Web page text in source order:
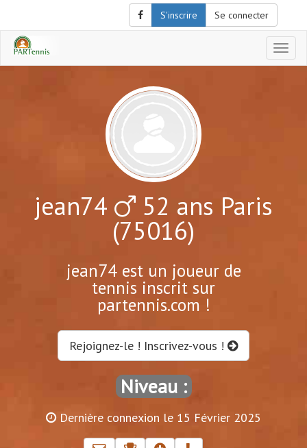
S'inscrire Se connecter
le
jean74 52 ans Paris
(75016)
jean74 est un joueur de
tennis inscrit sur
partennis.com !
Rejoignez-le ! Inscrivez-vous !
Niveau :
Dernière connexion le 15 Février 2025